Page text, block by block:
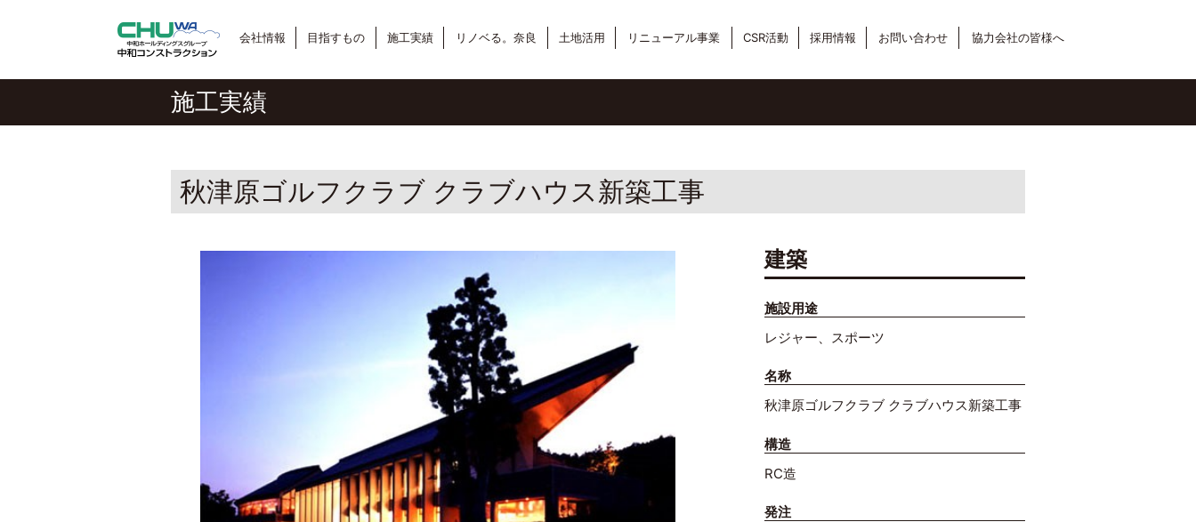
会社情報 目指すもの 施工実績 リノベる。奈良 土地活用 リニューアル事業 CSR活動 採用情報 お問い合わせ 協力会社の皆様へ
施工実績
秋津原ゴルフクラブ クラブハウス新築工事
建築
施設用途
レジャー、スポーツ
名称
秋津原ゴルフクラブ クラブハウス新築工事
構造
RC造
発注